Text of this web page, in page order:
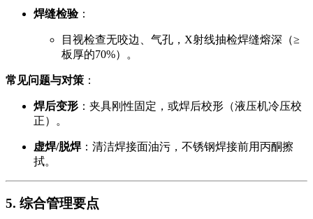
焊缝检验：
目视检查无咬边、气孔，X射线抽检焊缝熔深（≥
板厚的70%）。
常见问题与对策 ：
焊后变形 ：夹具刚性固定，或焊后校形（液压机冷压校
正）。
虚焊/脱焊：清洁焊接面油污，不锈钢焊接前用丙酮擦
拭。
5. 综合管理要点